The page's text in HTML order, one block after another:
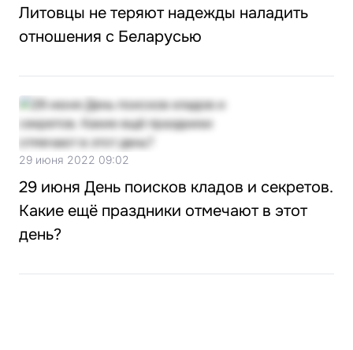
Литовцы не теряют надежды наладить
отношения с Беларусью
29 июня 2022 09:02
29 июня День поисков кладов и секретов.
Какие ещё праздники отмечают в этот
день?